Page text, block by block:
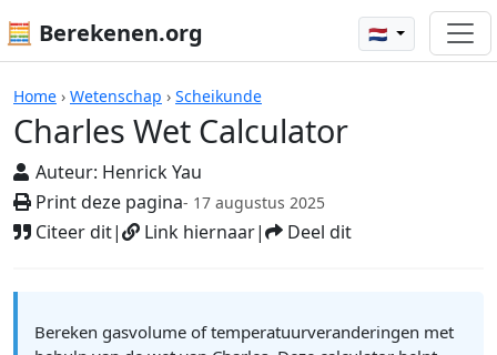
🧮 Berekenen.org 🇳🇱
Home › Wetenschap › Scheikunde
Charles Wet Calculator
Auteur: Henrick Yau
Print deze pagina- 17 augustus 2025
Citeer dit| Link hiernaar| Deel dit
Rekenmachines
Bereken gasvolume of temperatuurveranderingen met